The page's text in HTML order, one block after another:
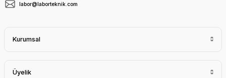
labor@laborteknik.com
Kurumsal
Üyelik